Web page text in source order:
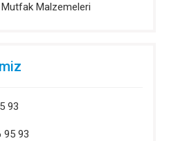
Malzemeleri
93
95 93